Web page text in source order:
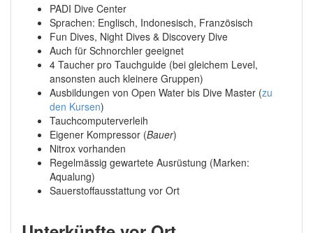
PADI Dive Center
Sprachen: Englisch, Indonesisch, Französisch
Fun Dives, Night Dives & Discovery Dive
Auch für Schnorchler geeignet
4 Taucher pro Tauchguide (bei gleichem Level,
ansonsten auch kleinere Gruppen)
Ausbildungen von Open Water bis Dive Master (zu
den Kursen)
Tauchcomputerverleih
Eigener Kompressor (Bauer)
Nitrox vorhanden
Regelmässig gewartete Ausrüstung (Marken:
Aqualung)
Sauerstoffausstattung vor Ort